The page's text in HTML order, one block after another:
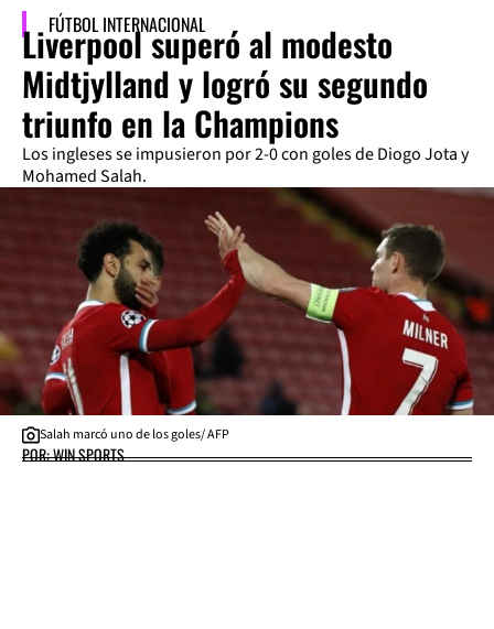
FÚTBOL INTERNACIONAL
Liverpool superó al modesto
Midtjylland y logró su segundo
triunfo en la Champions
Los ingleses se impusieron por 2-0 con goles de Diogo Jota y
Mohamed Salah.
Salah marcó uno de los goles/ AFP
POR: WIN SPORTS